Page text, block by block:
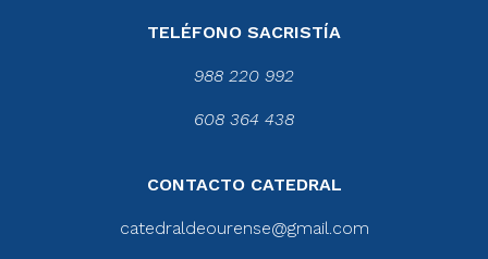
TELÉFONO SACRISTÍA
988 220 992
608 364 438
CONTACTO CATEDRAL
catedraldeourense@gmail.com